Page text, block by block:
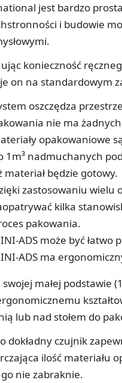
jest bardzo
i budowie
konieczność
on na standardowym
oszczędza
nie ma
opakowaniowe
1m³ nadmuchanych
materiał będzie gotowy.
zastosowaniu wielu
kilka
pakowania.
ADS może być łatwo
ADS ma
swojej małej podstawie
lub nad stołem do
dokładny czujnik
ilość materiału
nie zabraknie.